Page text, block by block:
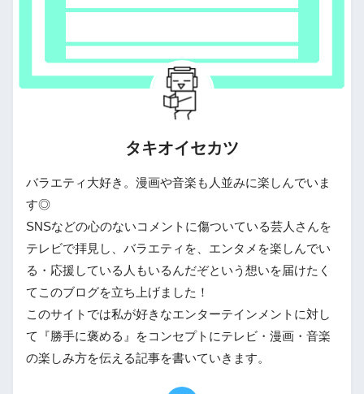
タキオイセカツ
バラエティ大好き。漫画や音楽も人並みに楽しんでいま
す◎
SNSなどの心のないコメントに傷ついている芸人さんを
テレビで拝見し、バラエティを、エンタメを楽しんでい
る・応援している人もいるんだぞという想いを届けたく
てこのブログを立ち上げました！
このサイトでは私が好きなエンターテインメントに対し
て『勝手に褒める』をコンセプトにテレビ・漫画・音楽
の楽しみ方を伝える記事を書いていきます。